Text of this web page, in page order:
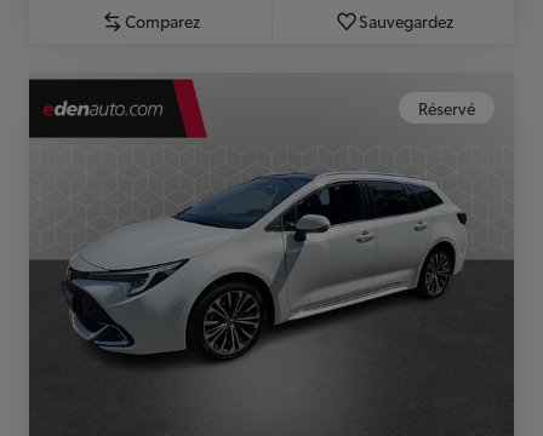
Comparez Sauvegardez
Réservé